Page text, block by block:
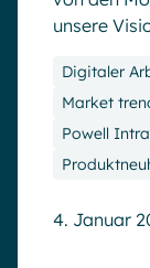
unsere
Digitaler
Market
Powell
4. Januar